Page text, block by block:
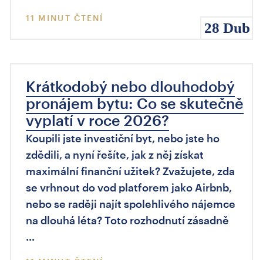
28 Dub
11 MINUT ČTENÍ
Krátkodobý nebo dlouhodobý
pronájem bytu: Co se skutečně
vyplatí v roce 2026?
Koupili jste investiční byt, nebo jste ho
zdědili, a nyní řešíte, jak z něj získat
maximální finanční užitek? Zvažujete, zda
se vrhnout do vod platforem jako Airbnb,
nebo se raději najít spolehlivého nájemce
na dlouhá léta? Toto rozhodnutí zásadně
…